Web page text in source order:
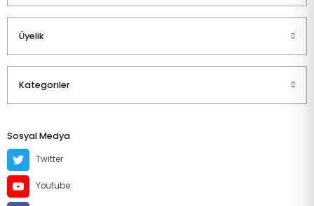
Üyelik
Kategoriler
Sosyal Medya
Twitter
Youtube